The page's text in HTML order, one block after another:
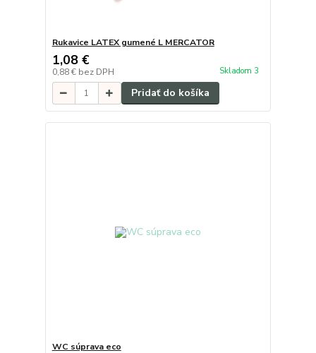
Rukavice LATEX gumené L MERCATOR
1,08 €
0,88 € bez DPH Skladom 3
Pridať do košíka
WC súprava eco